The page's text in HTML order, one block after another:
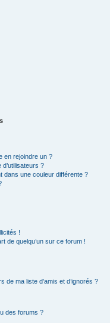
en rejoindre un ?
?
dans une couleur différente ?
!
de quelqu’un sur ce forum !
de ma liste d’amis et d’ignorés ?
des forums ?